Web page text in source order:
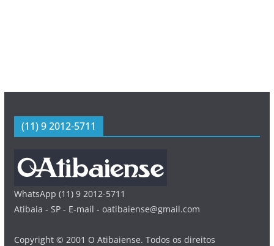
(11) 9 2012-5711
WhatsApp (11) 9 2012-5711
Atibaia - SP - E-mail - oatibaiense@gmail.com
Copyright © 2001 O Atibaiense. Todos os direitos